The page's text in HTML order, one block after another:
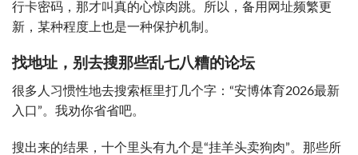
行卡密码，那才叫真的心惊肉跳。所以，备用网址频繁更
新，某种程度上也是一种保护机制。
找地址，别去搜那些乱七八糟的论坛
很多人习惯性地去搜索框里打几个字：“安博体育2026最新
入口”。我劝你省省吧。
搜出来的结果，十个里头有九个是“挂羊头卖狗肉”。那些所